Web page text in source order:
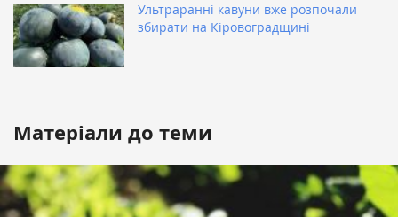
Ультраранні кавуни вже розпочали
збирати на Кіровоградщині
Матеріали до теми